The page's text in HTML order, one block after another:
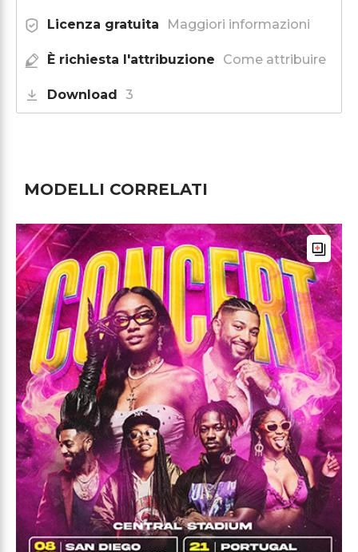
Licenza gratuita Maggiori informazioni
È richiesta l'attribuzione Come attribuire
Download 3
MODELLI CORRELATI